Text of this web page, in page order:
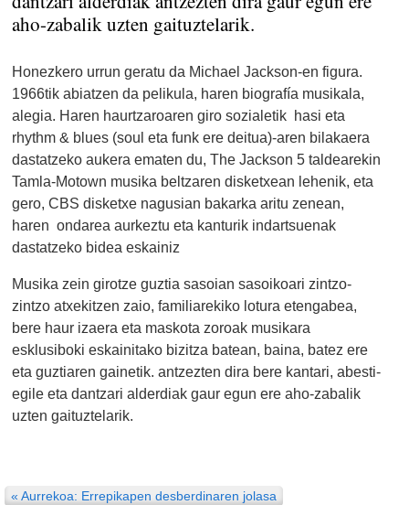
aho-zabalik uzten gaituztelarik.
Honezkero urrun geratu da Michael Jackson-en figura.
1966tik abiatzen da pelikula, haren biografía musikala,
alegia. Haren haurtzaroaren giro sozialetik hasi eta
rhythm & blues (soul eta funk ere deitua)-aren bilakaera
dastatzeko aukera ematen du, The Jackson 5 taldearekin
Tamla-Motown musika beltzaren disketxean lehenik, eta
gero, CBS disketxe nagusian bakarka aritu zenean,
haren ondarea aurkeztu eta kanturik indartsuenak
dastatzeko bidea eskainiz
Musika zein girotze guztia sasoian sasoikoari zintzo-
zintzo atxekitzen zaio, familiarekiko lotura etengabea,
bere haur izaera eta maskota zoroak musikara
esklusiboki eskainitako bizitza batean, baina, batez ere
eta guztiaren gainetik.antzezten dira bere kantari, abesti-
egile eta dantzari alderdiak gaur egun ere aho-zabalik
uzten gaituztelarik.
« Aurrekoa: Errepikapen desberdinaren jolasa